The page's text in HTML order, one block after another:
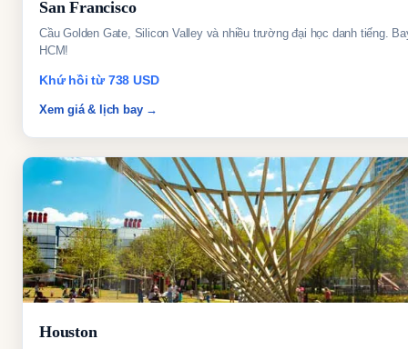
San Francisco
Cầu Golden Gate, Silicon Valley và nhiều trường đại học danh tiếng.
HCM!
Khứ hồi từ 738 USD
Xem giá & lịch bay →
Houston